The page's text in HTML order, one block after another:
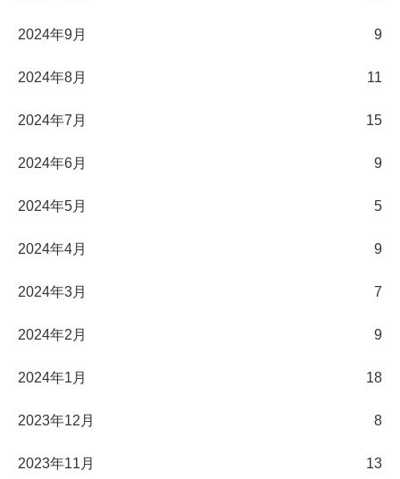
2024年9月 9
2024年8月 11
2024年7月 15
2024年6月 9
2024年5月 5
2024年4月 9
2024年3月 7
2024年2月 9
2024年1月 18
2023年12月 8
2023年11月 13